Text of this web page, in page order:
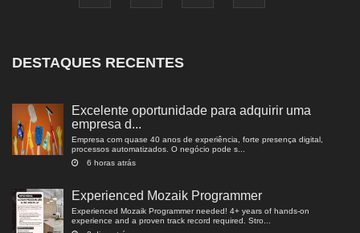
DESTAQUES RECENTES
Excelente oportunidade para adquirir uma
empresa d...
Empresa com quase 40 anos de experiência, forte presença digital,
processos automatizados. O negócio pode s...
6 horas atrás
Experienced Mozaik Programmer
Experienced Mozaik Programmer needed! 4+ years of hands-on
experience and a proven track record required. Stro...